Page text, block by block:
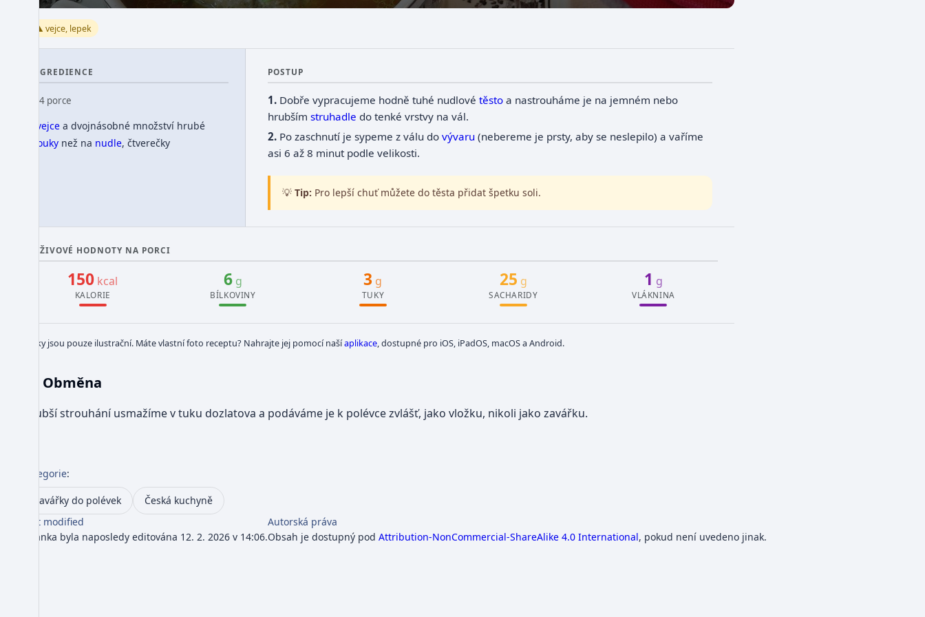
⚠️ vejce, lepek
INGREDIENCE
👥 4 porce
vejcea dvojnásobné množství hrubé
moukynež na nudle, čtverečky
POSTUP
Dobře vypracujeme hodně tuhé nudlové těstoa nastrouháme je na jemném nebo
hrubším struhadle do tenké vrstvy na vál.
Po zaschnutí je sypeme z válu do vývaru (nebereme je prsty, aby se neslepilo) a vaříme
asi 6 až 8 minut podle velikosti.
💡Tip: Pro lepší chuť můžete do těsta přidat špetku soli.
VÝŽIVOVÉ HODNOTY NA PORCI
150 kcal
KALORIE
6g
BÍLKOVINY
3 g
TUKY
25 g
SACHARIDY
1 g
VLÁKNINA
Obrázky jsou pouze ilustrační. Máte vlastní foto receptu? Nahrajte jej pomocí našíaplikace, dostupné pro iOS, iPadOS, macOS a Android.
Obměna
Hrubší strouhání usmažíme v tuku dozlatova a podáváme je k polévce zvlášť, jako vložku, nikoli jako zavářku.
Kategorie:
Zavářky do polévek
Česká kuchyně
Last modified
Stránka byla naposledy editována 12. 2. 2026 v 14:06.
Autorská práva
Obsah je dostupný pod Attribution-NonCommercial-ShareAlike 4.0 International, pokud není uvedeno jinak.